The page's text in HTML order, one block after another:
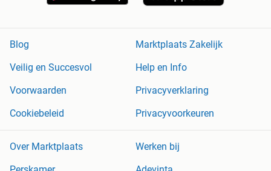
Blog
Marktplaats Zakelijk
Veilig en Succesvol
Help en Info
Voorwaarden
Privacyverklaring
Cookiebeleid
Privacyvoorkeuren
Over Marktplaats
Werken bij